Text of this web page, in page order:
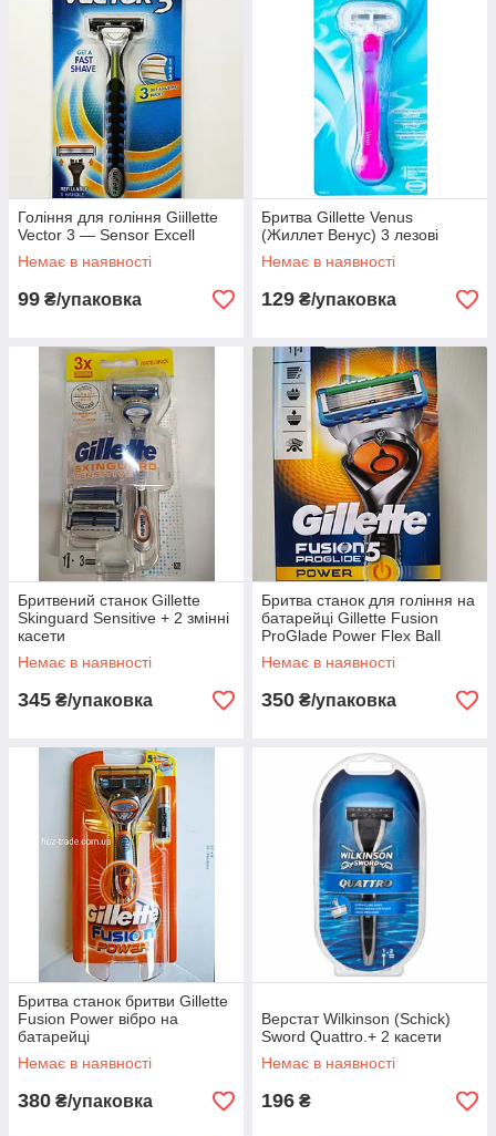
Гоління для гоління Giillette
Vector 3 — Sensor Excell
Немає в наявності
99 ₴/упаковка
Бритва Gillette Venus
(Жиллет Венус) 3 лезові
Немає в наявності
129 ₴/упаковка
Бритвений станок Gillette
Skinguard Sensitive + 2 змінні
касети
Немає в наявності
345 ₴/упаковка
Бритва станок для гоління на
батарейці Gillette Fusion
ProGlade Power Flex Ball
Немає в наявності
350 ₴/упаковка
Бритва станок бритви Gillette
Fusion Power вібро на
батарейці
Немає в наявності
380 ₴/упаковка
Верстат Wilkinson (Schick)
Sword Quattro.+ 2 касети
Немає в наявності
196 ₴